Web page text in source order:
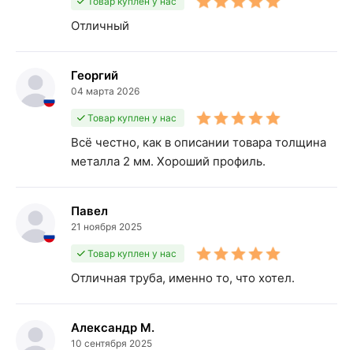
Отличный
Георгий
04 марта 2026
Товар куплен у нас
Всё честно, как в описании товара толщина
металла 2 мм. Хороший профиль.
Павел
21 ноября 2025
Товар куплен у нас
Отличная труба, именно то, что хотел.
Александр М.
10 сентября 2025